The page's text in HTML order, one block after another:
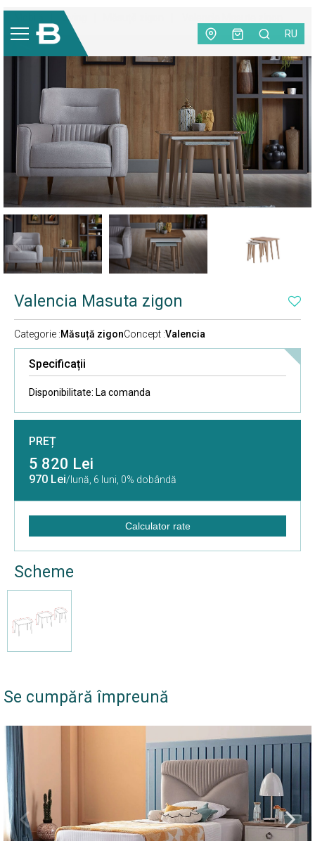
RU
Living
Valencia Masuta zigon
Categorie :Măsuță zigonConcept :Valencia
Specificații
Disponibilitate: La comanda
PREȚ
5 820 Lei
970 Lei/lună, 6 luni, 0% dobândă
Calculator rate
Scheme
Se cumpără împreună